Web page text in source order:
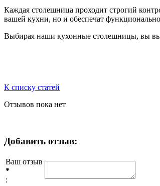
Каждая столешница проходит строгий
вашей кухни, но и обеспечат
Выбирая наши кухонные столешницы, вы
К списку статей
Отзывов пока нет
Добавить отзыв:
Ваш отзыв
*
: